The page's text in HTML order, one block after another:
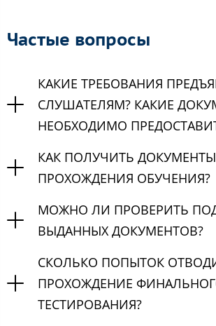
Частые вопросы
КАКИЕ ТРЕБОВАНИЯ
СЛУШАТЕЛЯМ? КАКИЕ
НЕОБХОДИМО
КАК ПОЛУЧИТЬ
ПРОХОЖДЕНИЯ ОБУЧЕНИЯ?
МОЖНО ЛИ ПРОВЕРИТЬ
ВЫДАННЫХ ДОКУМЕНТОВ?
СКОЛЬКО ПОПЫТОК
ПРОХОЖДЕНИЕ
ТЕСТИРОВАНИЯ?